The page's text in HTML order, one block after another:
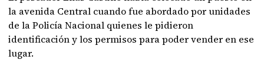
la avenida Central cuando fue abordado por unidades
de la Policía Nacional quienes le pidieron
identificación y los permisos para poder vender en ese
lugar.